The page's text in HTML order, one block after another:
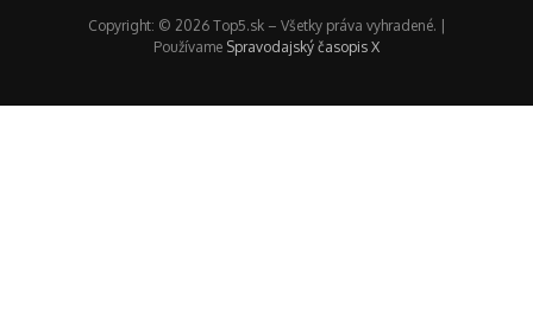
Copyright: © 2026 Top5.sk – Všetky práva vyhradené. |
Používame Spravodajský časopis X